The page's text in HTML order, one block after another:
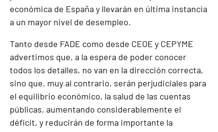
económica de España y llevarán en última instancia
a un mayor nivel de desempleo.
Tanto desde FADE como desde CEOE y CEPYME
advertimos que, a la espera de poder conocer
todos los detalles, no van en la dirección correcta,
sino que, muy al contrario, serán perjudiciales para
el equilibrio económico, la salud de las cuentas
públicas, aumentando considerablemente el
déficit, y reducirán de forma importante la